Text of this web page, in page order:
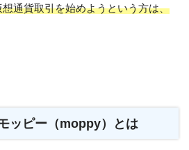
通貨取引を始めようという方は、
ッピー（moppy）とは